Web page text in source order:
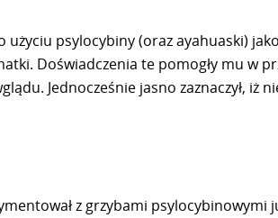
użyciu psylocybiny (oraz ayahuaski)
Doświadczenia te pomogły mu w
Jednocześnie jasno zaznaczył, iż
z grzybami psylocybinowymi